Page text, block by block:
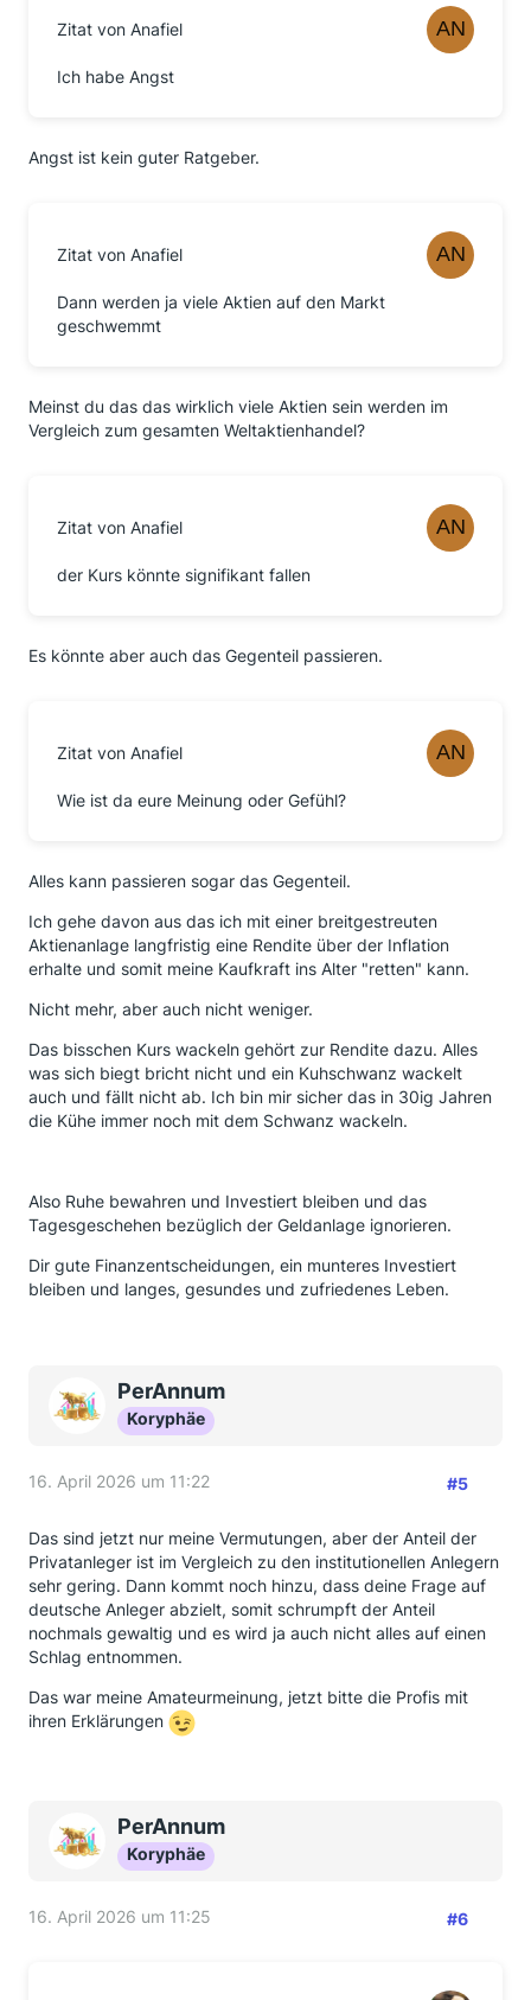
Zitat von Anafiel
Ich habe Angst
Angst ist kein guter Ratgeber.
Zitat von Anafiel
Dann werden ja viele Aktien auf den Markt
geschwemmt
Meinst du das das wirklich viele Aktien sein werden im
Vergleich zum gesamten Weltaktienhandel?
Zitat von Anafiel
der Kurs könnte signifikant fallen
Es könnte aber auch das Gegenteil passieren.
Zitat von Anafiel
Wie ist da eure Meinung oder Gefühl?
Alles kann passieren sogar das Gegenteil.
Ich gehe davon aus das ich mit einer breitgestreuten
Aktienanlage langfristig eine Rendite über der Inflation
erhalte und somit meine Kaufkraft ins Alter "retten" kann.
Nicht mehr, aber auch nicht weniger.
Das bisschen Kurs wackeln gehört zur Rendite dazu. Alles
was sich biegt bricht nicht und ein Kuhschwanz wackelt
auch und fällt nicht ab. Ich bin mir sicher das in 30ig Jahren
die Kühe immer noch mit dem Schwanz wackeln.
Also Ruhe bewahren und Investiert bleiben und das
Tagesgeschehen bezüglich der Geldanlage ignorieren.
Dir gute Finanzentscheidungen, ein munteres Investiert
bleiben und langes, gesundes und zufriedenes Leben.
PerAnnum
Koryphäe
16. April 2026 um 11:22 #5
Das sind jetzt nur meine Vermutungen, aber der Anteil der
Privatanleger ist im Vergleich zu den institutionellen Anlegern
sehr gering. Dann kommt noch hinzu, dass deine Frage auf
deutsche Anleger abzielt, somit schrumpft der Anteil
nochmals gewaltig und es wird ja auch nicht alles auf einen
Schlag entnommen.
Das war meine Amateurmeinung, jetzt bitte die Profis mit
ihren Erklärungen
PerAnnum
Koryphäe
16. April 2026 um 11:25 #6